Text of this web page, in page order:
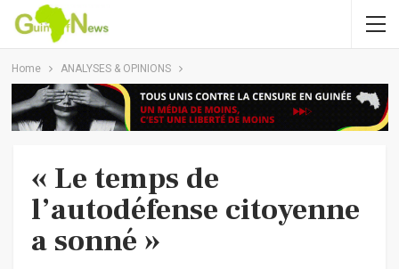
Home ANALYSES & OPINIONS
« Le temps de
l’autodéfense citoyenne
a sonné »